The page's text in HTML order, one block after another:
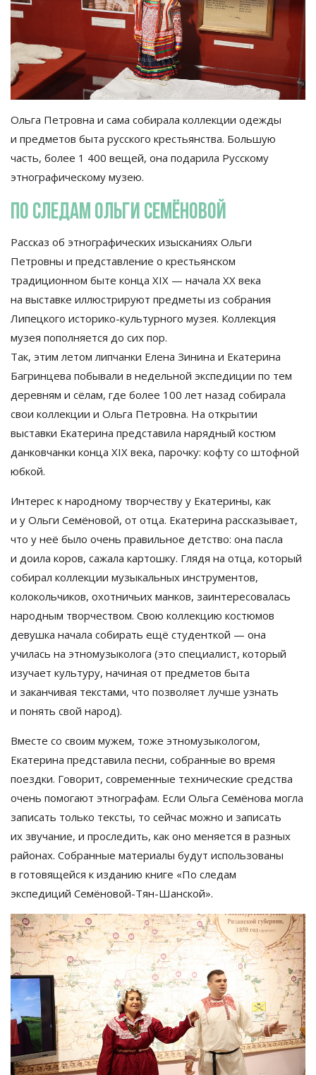
Ольга Петровна и сама собирала коллекции одежды
и предметов быта русского крестьянства. Большую
часть, более 1 400 вещей, она подарила Русскому
этнографическому музею.
По следам Ольги Семёновой
Рассказ об этнографических изысканиях Ольги
Петровны и представление о крестьянском
традиционном быте конца ХIХ — начала ХХ века
на выставке иллюстрируют предметы из собрания
Липецкого историко-культурного музея. Коллекция
музея пополняется до сих пор.
Так, этим летом липчанки Елена Зинина и Екатерина
Багринцева побывали в недельной экспедиции по тем
деревням и сёлам, где более 100 лет назад собирала
свои коллекции и Ольга Петровна. На открытии
выставки Екатерина представила нарядный костюм
данковчанки конца XIX века, парочку: кофту со штофной
юбкой.
Интерес к народному творчеству у Екатерины, как
и у Ольги Семёновой, от отца. Екатерина рассказывает,
что у неё было очень правильное детство: она пасла
и доила коров, сажала картошку. Глядя на отца, который
собирал коллекции музыкальных инструментов,
колокольчиков, охотничьих манков, заинтересовалась
народным творчеством. Свою коллекцию костюмов
девушка начала собирать ещё студенткой — она
училась на этномузыколога (это специалист, который
изучает культуру, начиная от предметов быта
и заканчивая текстами, что позволяет лучше узнать
и понять свой народ).
Вместе со своим мужем, тоже этномузыкологом,
Екатерина представила песни, собранные во время
поездки. Говорит, современные технические средства
очень помогают этнографам. Если Ольга Семёнова могла
записать только тексты, то сейчас можно и записать
их звучание, и проследить, как оно меняется в разных
районах. Собранные материалы будут использованы
в готовящейся к изданию книге «По следам
экспедиций Семёновой-Тян-Шанской».